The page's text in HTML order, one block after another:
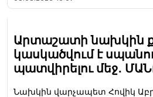
Արտաշատի նախկին
կասկածվում է
պատվիրելու մեջ․
Նախկին վարչապետ Հովիկ